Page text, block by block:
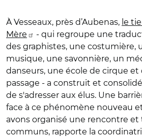
À Vesseaux, près d’Aubenas, le
Mère
- qui regroupe une
des graphistes, une costumière,
musique, une savonnière, un
danseurs, une école de cirque et
passage - a construit et
de s'adresser aux élus. Une
face à ce phénomène nouveau
avons organisé une rencontre
communs, rapporte la